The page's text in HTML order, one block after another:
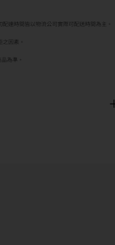
達時間皆以物流公司實際可配送時間為主。
因素。
為準。